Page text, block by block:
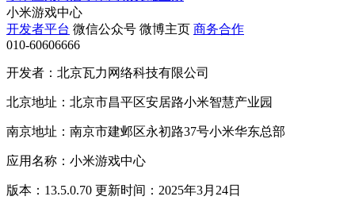
小米游戏中心
开发者平台 微信公众号 微博主页 商务合作
010-60606666
开发者：北京瓦力网络科技有限公司
北京地址：北京市昌平区安居路小米智慧产业园
南京地址：南京市建邺区永初路37号小米华东总部
应用名称：小米游戏中心
版本：13.5.0.70 更新时间：2025年3月24日